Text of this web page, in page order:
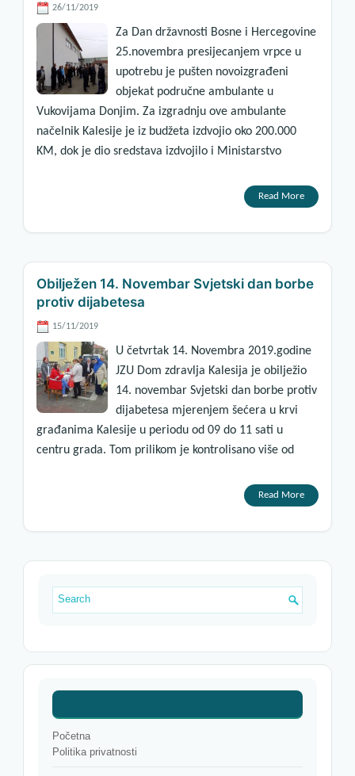
26/11/2019
Za Dan državnosti Bosne i Hercegovine
25.novembra presijecanjem vrpce u
upotrebu je pušten novoizgrađeni
objekat područne ambulante u
Vukovijama Donjim. Za izgradnju ove ambulante
načelnik Kalesije je iz budžeta izdvojio oko 200.000
KM, dok je dio sredstava izdvojilo i Ministarstvo
Read More
Obilježen 14. Novembar Svjetski dan borbe
protiv dijabetesa
15/11/2019
U četvrtak 14. Novembra 2019.godine
JZU Dom zdravlja Kalesija je obilježio
14. novembar Svjetski dan borbe protiv
dijabetesa mjerenjem šećera u krvi
građanima Kalesije u periodu od 09 do 11 sati u
centru grada. Tom prilikom je kontrolisano više od
Read More
Početna
Politika privatnosti